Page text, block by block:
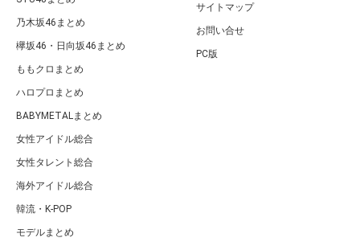
元AKB48の現在！卒業後に消えたメンバー20人とその後【悲惨】